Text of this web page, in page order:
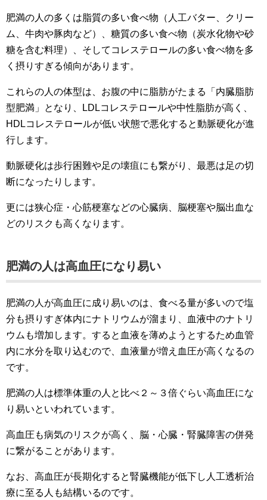
肥満の人の多くは脂質の多い食べ物（人工バター、クリー
ム、牛肉や豚肉など）、糖質の多い食べ物（炭水化物や砂
糖を含む料理）、そしてコレステロールの多い食べ物を多
く摂りすぎる傾向があります。
これらの人の体型は、お腹の中に脂肪がたまる「内臓脂肪
型肥満」となり、LDLコレステロールや中性脂肪が高く、
HDLコレステロールが低い状態で悪化すると動脈硬化が進
行します。
動脈硬化は歩行困難や足の壊疽にも繋がり、最悪は足の切
断になったりします。
更には狭心症・心筋梗塞などの心臓病、脳梗塞や脳出血な
どのリスクも高くなります。
肥満の人は高血圧になり易い
肥満の人が高血圧に成り易いのは、食べる量が多いので塩
分も摂りすぎ体内にナトリウムが溜まり、血液中のナトリ
ウムも増加します。すると血液を薄めようとするため血管
内に水分を取り込むので、血液量が増え血圧が高くなるの
です。
肥満の人は標準体重の人と比べ２～３倍ぐらい高血圧にな
り易いといわれています。
高血圧も病気のリスクが高く、脳・心臓・腎臓障害の併発
に繋がることがあります。
なお、高血圧が長期化すると腎臓機能が低下し人工透析治
療に至る人も結構いるのです。